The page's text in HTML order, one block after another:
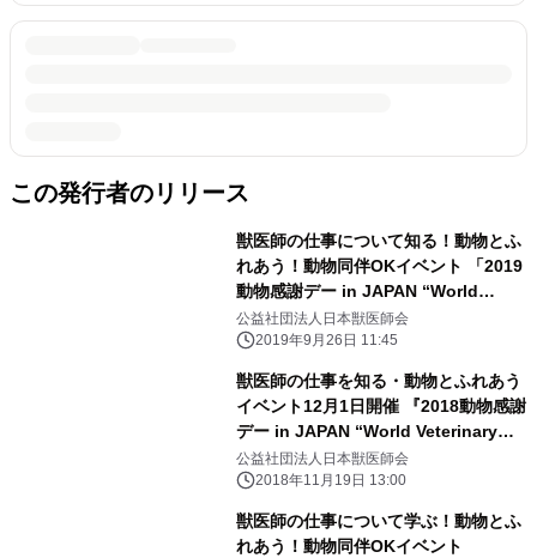
この発行者のリリース
獣医師の仕事について知る！動物とふ
れあう！動物同伴OKイベント 「2019
動物感謝デー in JAPAN “World
Veterinary Day”」 10月5日(土)開催
公益社団法人日本獣医師会
2019年9月26日 11:45
獣医師の仕事を知る・動物とふれあう
イベント12月1日開催 『2018動物感謝
デー in JAPAN “World Veterinary
Day”』
公益社団法人日本獣医師会
2018年11月19日 13:00
獣医師の仕事について学ぶ！動物とふ
れあう！動物同伴OKイベント